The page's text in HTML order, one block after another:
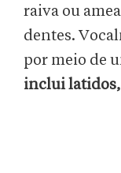
raiva ou
dentes.
por meio de
inclui latidos,